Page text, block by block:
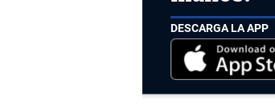
DESCARGA LA APP